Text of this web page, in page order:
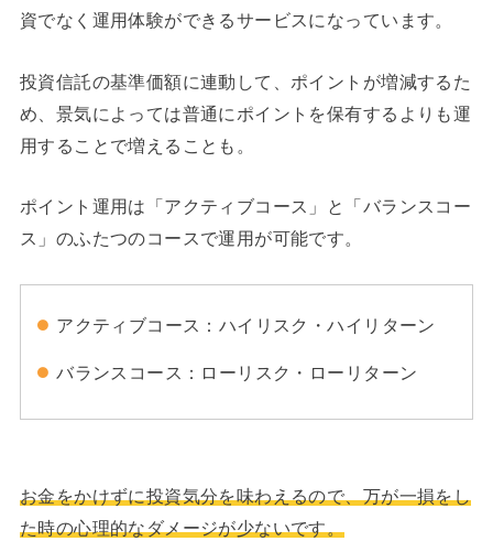
資でなく運用体験ができるサービスになっています。
投資信託の基準価額に連動して、ポイントが増減するた
め、景気によっては普通にポイントを保有するよりも運
用することで増えることも。
ポイント運用は「アクティブコース」と「バランスコー
ス」のふたつのコースで運用が可能です。
アクティブコース：ハイリスク・ハイリターン
バランスコース：ローリスク・ローリターン
お金をかけずに投資気分を味わえるので、万が一損をし
た時の心理的なダメージが少ないです。